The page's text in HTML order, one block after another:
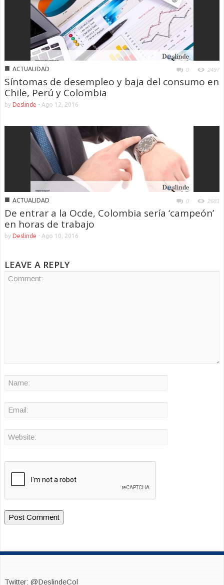
■ ACTUALIDAD 0 2497
Síntomas de desempleo y baja del consumo en
Chile, Perú y Colombia
by Deslinde - Ago 12, 2016
■ ACTUALIDAD 0 2681
De entrar a la Ocde, Colombia sería ‘campeón’
en horas de trabajo
by Deslinde - Ago 10, 2016
LEAVE A REPLY
Twitter: @DeslindeCol